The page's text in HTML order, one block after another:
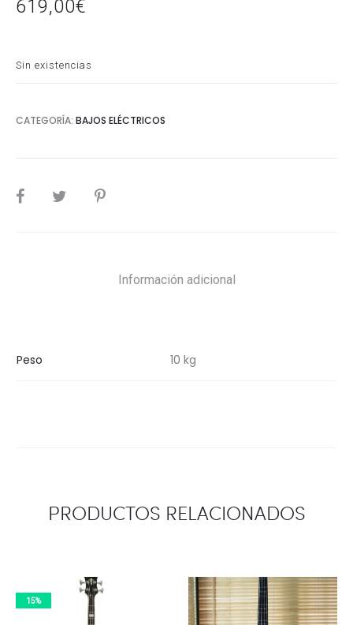
619,00€
Sin existencias
CATEGORÍA: BAJOS ELÉCTRICOS
SHARE
Información adicional
Peso 10 kg
PRODUCTOS RELACIONADOS
15%